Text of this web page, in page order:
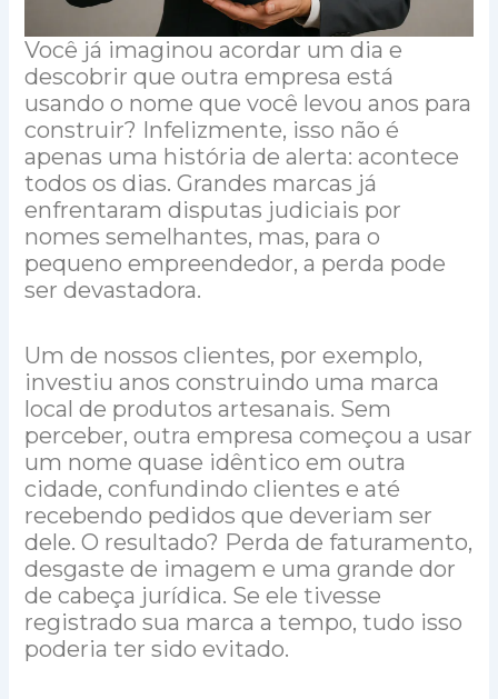
Você já imaginou acordar um dia e
descobrir que outra empresa está
usando o nome que você levou anos para
construir? Infelizmente, isso não é
apenas uma história de alerta: acontece
todos os dias. Grandes marcas já
enfrentaram disputas judiciais por
nomes semelhantes, mas, para o
pequeno empreendedor, a perda pode
ser devastadora.
Um de nossos clientes, por exemplo,
investiu anos construindo uma marca
local de produtos artesanais. Sem
perceber, outra empresa começou a usar
um nome quase idêntico em outra
cidade, confundindo clientes e até
recebendo pedidos que deveriam ser
dele. O resultado? Perda de faturamento,
desgaste de imagem e uma grande dor
de cabeça jurídica. Se ele tivesse
registrado sua marca a tempo, tudo isso
poderia ter sido evitado.